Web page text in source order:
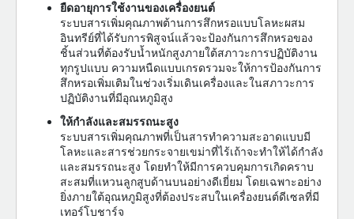
ยืดอายุการใช้งานของเครื่องยนต์
ระบบสารเพิ่มคุณภาพต้านการสึกหรอแบบโลหะผสม
อินทรีย์ที่ได้รับการพิสูจน์แล้วจะป้องกันการสึกหรอของ
ชิ้นส่วนที่ต้องรับน้ำหนักสูงภายใต้สภาวะการปฏิบัติงาน
ทุกรูปแบบ ความหนืดแบบเกรดรวมจะให้การป้องกันการ
สึกหรอเพิ่มเติมในช่วงเริ่มเดินเครื่องและในสภาวะการ
ปฏิบัติงานที่มีอุณหภูมิสูง
ให้กำลังและสมรรถนะสูง
ระบบสารเพิ่มคุณภาพที่เป็นสารทำความสะอาดแบบมี
โลหะและสารช่วยกระจายเขม่าที่ไร้เถ้าจะทำให้ได้กำลัง
และสมรรถนะสูง โดยทำให้มีการควบคุมการเกิดคราบ
สะสมที่แหวนลูกสูบด้านบนอย่างดีเยี่ยม โดยเฉพาะอย่าง
ยิ่งภายใต้อุณหภูมิสูงที่ต้องประสบในเครื่องยนต์ดีเซลที่มี
เทอร์โบชาร์จ